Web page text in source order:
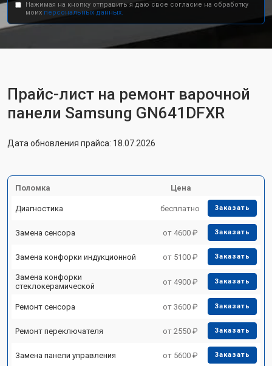
Нажимая на кнопку отправить я даю свое согласие на обработку
моих персональных данных.
Прайс-лист на ремонт варочной
панели Samsung GN641DFXR
Дата обновления прайса: 18.07.2026
Поломка Цена
Диагностика бесплатно Заказать
Замена сенсора от 4600 ₽ Заказать
Замена конфорки индукционной от 5100 ₽ Заказать
Замена конфорки
стеклокерамической
от 4900 ₽ Заказать
Ремонт сенсора от 3600 ₽ Заказать
Ремонт переключателя от 2550 ₽ Заказать
Замена панели управления от 5600 ₽ Заказать